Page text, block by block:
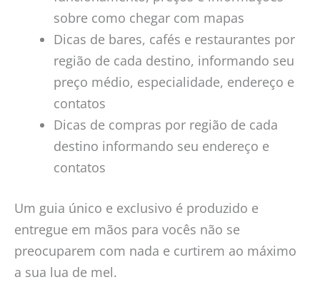
sobre como chegar com mapas
Dicas de bares, cafés e restaurantes por
região de cada destino, informando seu
preço médio, especialidade, endereço e
contatos
Dicas de compras por região de cada
destino informando seu endereço e
contatos
Um guia único e exclusivo é produzido e
entregue em mãos para vocês não se
preocuparem com nada e curtirem ao máximo
a sua lua de mel.